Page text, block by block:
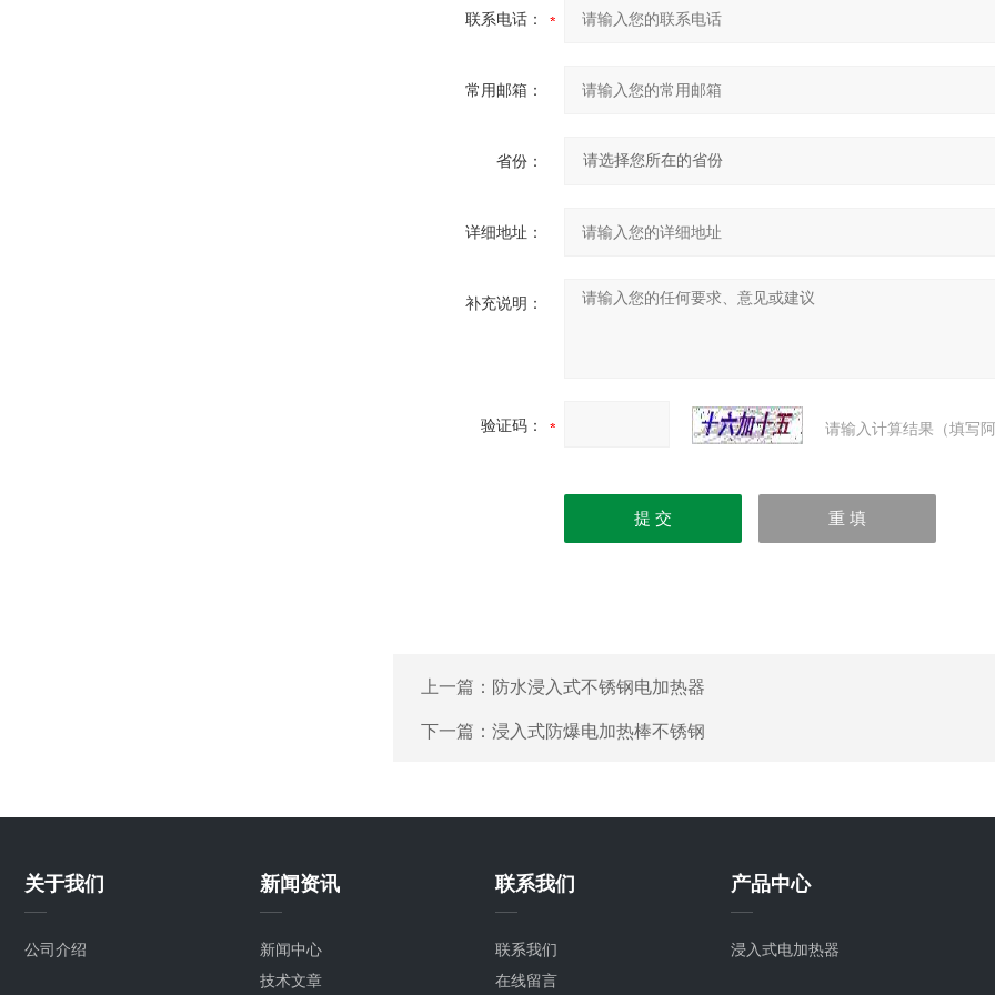
联系电话：
常用邮箱：
省份：
详细地址：
补充说明：
验证码： 请输入计算结果（填写
上一篇： 防水浸入式不锈钢电加热器
下一篇： 浸入式防爆电加热棒不锈钢
关于我们
公司介绍
新闻资讯
新闻中心
技术文章
联系我们
联系我们
在线留言
产品中心
浸入式电加热器